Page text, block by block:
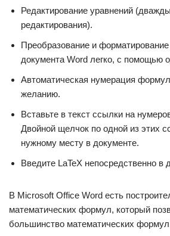
Редактирование уравнений
редактирования).
Преобразование и
документа Word легко, с помощью
Автоматическая нумерация
желанию.
Вставьте в текст ссылки на
Двойной щелчок по одной из этих
нужному месту в документе.
Введите LaTeX непосредственно в
В Microsoft Office Word есть
математических формул, который
большинство математических